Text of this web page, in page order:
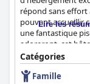
répond sans effort
pouvant accueillir
une fantastique
adoreront, cet
les occasions
accepte
avantage pour les
Lire les
Catégories
Famille